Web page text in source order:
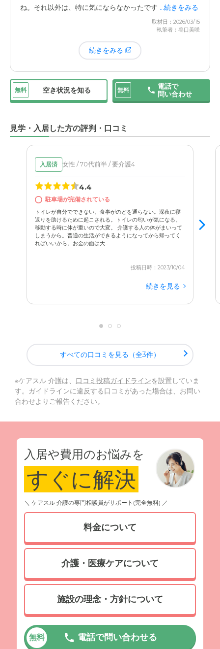
ね。それ以外は、特に気にならなかったです。...続きをみる
取材日：2026/03/15
執筆者：谷口美咲
続きをみる
無料 空き状況を知る 無料
電話で
問い合わせ
見学・入居した方の評判・口コミ
入居済 女性 / 70代前半 / 要介護4
4.4
駐車場が完備されている
トイレが自分でできない。食事がのどを通らない。深夜に寝
返りを助けるために起こされる。トイレの匂いが気になる。
移動する時に体が重いので大変。 介護する人の体がまいって
しまうから。普通の生活ができるようになってから帰ってく
ればいいから。お金の面は大...
投稿日時：2023/10/04
続きを見る
すべての口コミを見る（全3件）
※ケアスル 介護は、 口コミ投稿ガイドラインを設置していま
す。ガイドラインに違反する口コミがあった場合は、お問い
合わせよりご報告ください。
入居や費用のお悩みを
すぐに解決
＼ ケアスル 介護の専門相談員がサポート(完全無料) ／
料金について
介護・医療ケアについて
施設の理念・方針について
無料 電話で問い合わせる